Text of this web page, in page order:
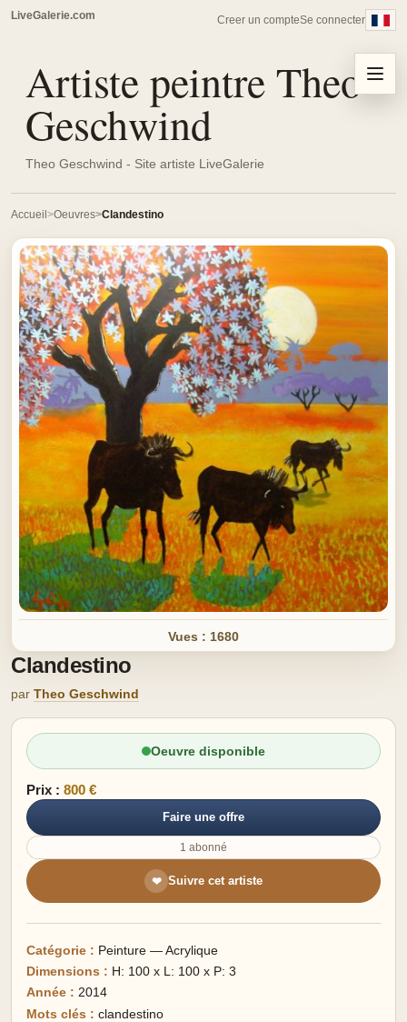
LiveGalerie.com Creer un compteSe connecter
Artiste peintre Theo
Geschwind
Theo Geschwind - Site artiste LiveGalerie
Menu
Accueil Oeuvres Clandestino
Vues : 1680
Clandestino
par Theo Geschwind
Oeuvre disponible
Prix : 800 €
Faire une offre
1 abonné
❤ Suivre cet artiste
Catégorie : Peinture — Acrylique
Dimensions : H: 100 x L: 100 x P: 3
Année : 2014
Mots clés : clandestino